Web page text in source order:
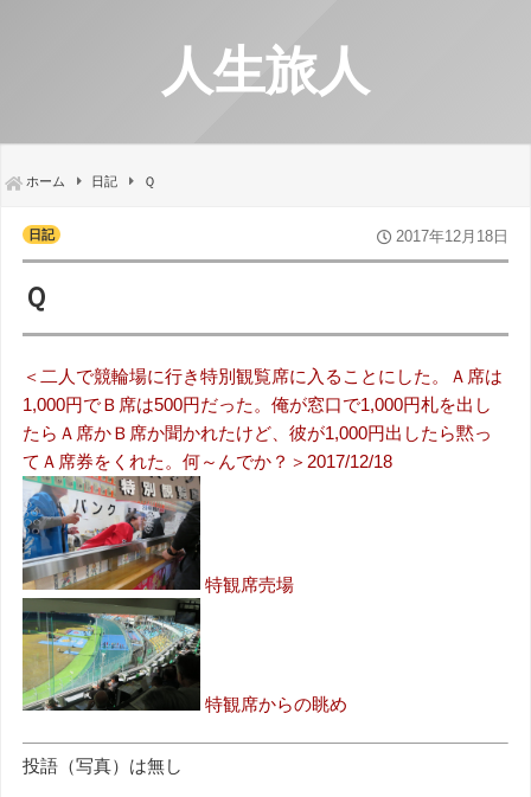
人生旅人
ホーム 日記 Ｑ
日記 2017年12月18日
Ｑ
＜二人で競輪場に行き特別観覧席に入ることにした。Ａ席は
1,000円でＢ席は500円だった。俺が窓口で1,000円札を出し
たらＡ席かＢ席か聞かれたけど、彼が1,000円出したら黙っ
てＡ席券をくれた。何～んでか？＞2017/12/18
特観席売場
特観席からの眺め
投語（写真）は無し